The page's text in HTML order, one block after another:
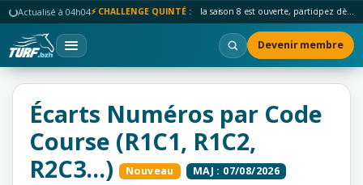
Actualisé à 04h04⚡ CHALLENGE QUINTÉ : la saison 8 est ouverte, participez dès maintenant !
Devenir membre
Écarts Numéros par Code
Course (R1C1, R1C2,
R2C3...)
Nouveau
MAJ : 07/08/2026